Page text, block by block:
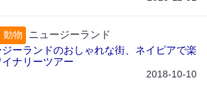
動物
ニュージーランド
ジーランドのおしゃれな街、ネイピアで楽
イナリーツアー
2018-10-10